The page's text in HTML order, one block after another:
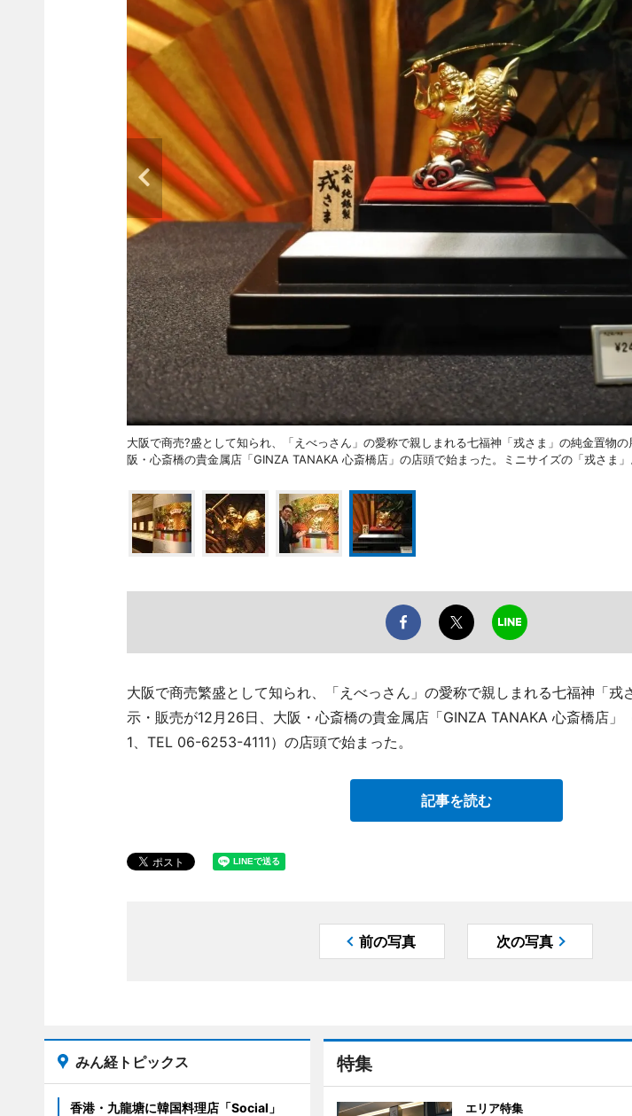
大阪で商売?盛として知られ、「えべっさん」の愛称で親しまれる七福神「戎さま」の純金置物
阪・心斎橋の貴金属店「GINZA TANAKA 心斎橋店」の店頭で始まった。ミニサイズの「戎さま」
大阪で商売繁盛として知られ、「えべっさん」の愛称で親しまれる七福神「戎
示・販売が12月26日、大阪・心斎橋の貴金属店「GINZA TANAKA 心斎橋店」
1、TEL 06-6253-4111）の店頭で始まった。
記事を読む
前の写真 次の写真
特集
エリア特集
みん経トピックス
香港・九龍塘に韓国料理店「Social」